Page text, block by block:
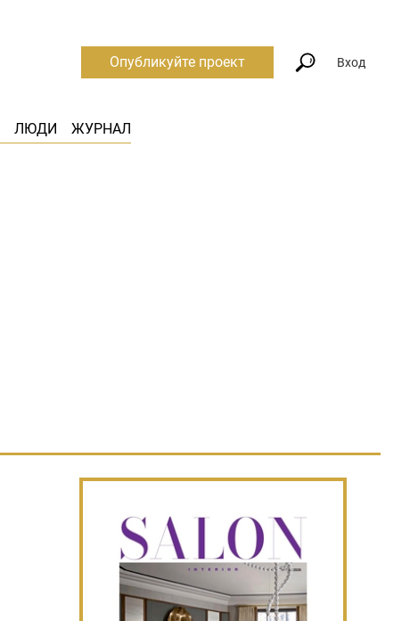
ЛЮДИ ЖУРНАЛ
Опубликуйте проект Вход